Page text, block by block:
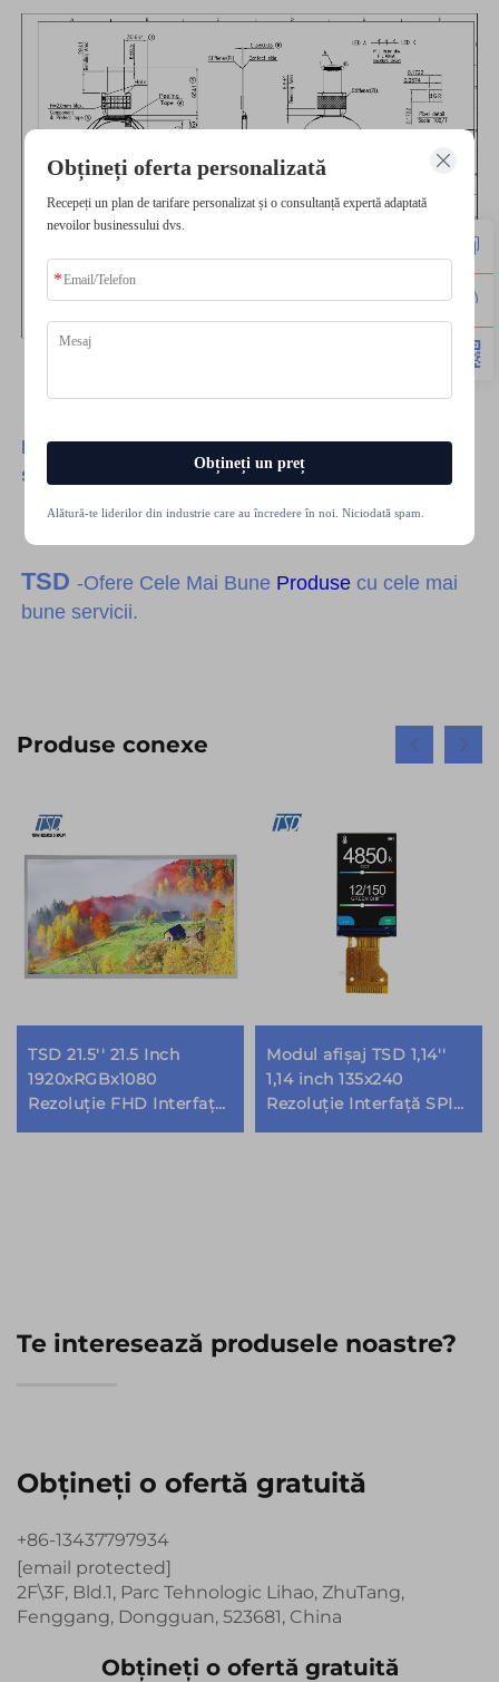
Dacă aveți vreo cerere personalizată, nu ezitați
să ne contactați.
TSD -Ofere Cele Mai Bune Produse cu cele mai
bune servicii.
Produse conexe
TSD 21.5'' 21.5 Inch
1920xRGBx1080
Rezoluție FHD Interfață
LVDS IPS TFT LCD
Modul afișaj TSD 1,14''
1,14 inch 135x240
Rezoluție Interfață SPI
ST7789V2-G4-A IPS TFT
Te interesează produsele noastre?
Obțineți o ofertă gratuită
+86-13437797934
[email protected]
2F\3F, Bld.1, Parc Tehnologic Lihao, ZhuTang,
Fenggang, Dongguan, 523681, China
Obțineți o ofertă gratuită
Obțineți oferta personalizată
Recepeți un plan de tarifare personalizat și o consultanță expertă adaptată
nevoilor businessului dvs.
Obțineți un preț
Alătură-te liderilor din industrie care au încredere în noi. Niciodată spam.